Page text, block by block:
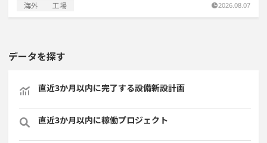
海外 工場 2026.08.07
データを探す
直近3か月以内に完了する設備新設計画
直近3か月以内に稼働プロジェクト